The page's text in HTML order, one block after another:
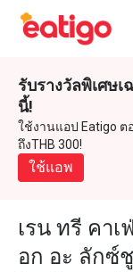
รับรางวัลพิเศษ
นี้!
ใช้งานแอป Eatigo
ถึงTHB 300!
ใช้แอพ
เรน ทรี คา
อก อะ ลักซ์